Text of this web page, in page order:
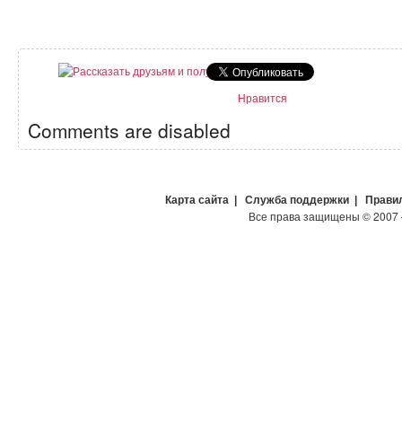
Нравится
Comments are disabled
Карта сайта Служба поддержки
Все права защищены ©2007